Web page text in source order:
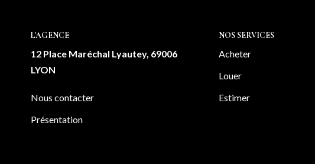
L'AGENCE
12 Place Maréchal Lyautey, 69006
LYON
Nous contacter
Présentation
NOS SERVICES
Acheter
Louer
Estimer